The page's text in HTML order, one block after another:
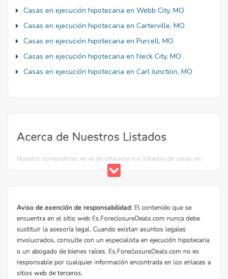
Casas en ejecución hipotecaria en Webb City, MO
Casas en ejecución hipotecaria en Carterville, MO
Casas en ejecución hipotecaria en Purcell, MO
Casas en ejecución hipotecaria en Neck City, MO
Casas en ejecución hipotecaria en Carl Junction, MO